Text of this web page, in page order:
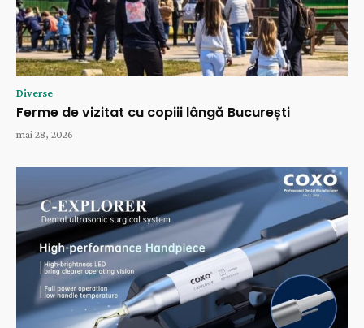
Diverse
Ferme de vizitat cu copiii lângă București
mai 28, 2026